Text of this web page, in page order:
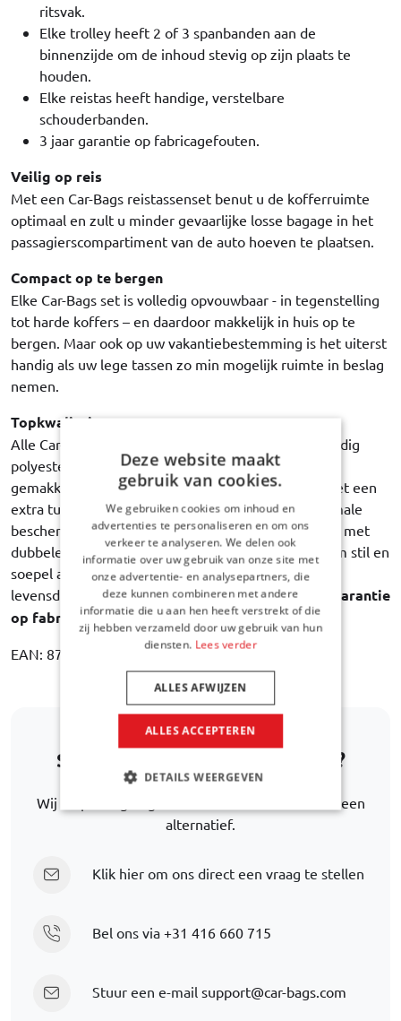
ritsvak.
Elke trolley heeft 2 of 3 spanbanden aan de
binnenzijde om de inhoud stevig op zijn plaats te
houden.
Elke reistas heeft handige, verstelbare
schouderbanden.
3 jaar garantie op fabricagefouten.
Veilig op reis
Met een Car-Bags reistassenset benut u de kofferruimte
optimaal en zult u minder gevaarlijke losse bagage in het
passagierscompartiment van de auto hoeven te plaatsen.
Compact op te bergen
Elke Car-Bags set is volledig opvouwbaar - in tegenstelling
tot harde koffers – en daardoor makkelijk in huis op te
bergen. Maar ook op uw vakantiebestemming is het uiterst
handig als uw lege tassen zo min mogelijk ruimte in beslag
nemen.
Topkwaliteit
Alle Car-Bags reistassen zijn gemaakt van hoogwaardig
polyester stof. Sterk, duurzaam, waterbestendig en
gemakkelijk schoon te maken. De binnenvoering met een
extra tussenlaag van stevig schuimfolie biedt maximale
bescherming van de inhoud. Elke trolley is uitgerust met
dubbele gelagerde wielen met rubberen banden, om stil en
soepel afrollen te garanderen gedurende de hele
levensduur van de tas. Car-Bags garandeert3 jaar garantie
op fabricagefouten.
EAN: 8718885908718
Staat uw automodel er niet bij?
Wij helpen u graag verder met het zoeken naar een
alternatief.
Klik hier om ons direct een vraag te stellen
Bel ons via +31 416 660 715
Stuur een e-mail support@car-bags.com
Deze website maakt
gebruik van cookies.
We gebruiken cookies om inhoud en
advertenties te personaliseren en om ons
verkeer te analyseren. We delen ook
informatie over uw gebruik van onze site met
onze advertentie- en analysepartners, die
deze kunnen combineren met andere
informatie die u aan hen heeft verstrekt of die
zij hebben verzameld door uw gebruik van hun
diensten. Lees verder
ALLES ACCEPTEREN
ALLES AFWIJZEN
DETAILS WEERGEVEN